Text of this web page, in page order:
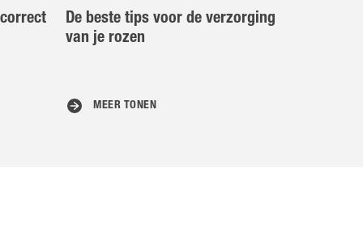
De beste tips voor de verzorging
van je rozen
MEER TONEN